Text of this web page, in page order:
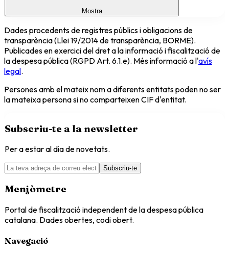
Mostra
Dades procedents de registres públics i obligacions de
transparència (Llei 19/2014 de transparència, BORME).
Publicades en exercici del dret a la informació i fiscalització de
la despesa pública (RGPD Art. 6.1.e). Més informació a l'avís
legal.
Persones amb el mateix nom a diferents entitats poden no ser
la mateixa persona si no comparteixen CIF d'entitat.
Subscriu-te a la newsletter
Per a estar al dia de novetats.
Subscriu-te
Menjòmetre
Portal de fiscalització independent de la despesa pública
catalana. Dades obertes, codi obert.
Navegació